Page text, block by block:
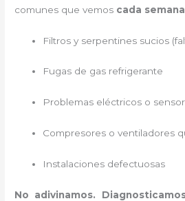
comunes que vemos cada
Filtros y serpentines sucios
Fugas de gas refrigerante
Problemas eléctricos o
Compresores o ventiladores
Instalaciones defectuosas
No adivinamos.